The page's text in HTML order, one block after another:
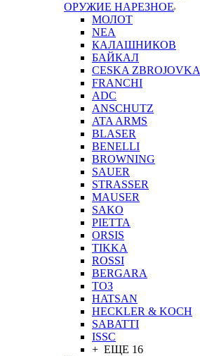
ОРУЖИЕ НАРЕЗНОЕ
МОЛОТ
NEA
КАЛАШНИКОВ
БАЙКАЛ
CESKA ZBROJOVKA
FRANCHI
ADC
ANSCHUTZ
ATA ARMS
BLASER
BENELLI
BROWNING
SAUER
STRASSER
MAUSER
SAKO
PIETTA
ORSIS
TIKKA
ROSSI
BERGARA
ТОЗ
HATSAN
HECKLER & KOCH
SABATTI
ISSC
+ ЕЩЕ 16